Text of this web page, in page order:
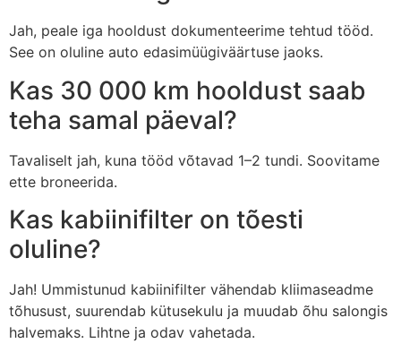
Jah, peale iga hooldust dokumenteerime tehtud tööd.
See on oluline auto edasimüügiväärtuse jaoks.
Kas 30 000 km hooldust saab
teha samal päeval?
Tavaliselt jah, kuna tööd võtavad 1–2 tundi. Soovitame
ette broneerida.
Kas kabiinifilter on tõesti
oluline?
Jah! Ummistunud kabiinifilter vähendab kliimaseadme
tõhusust, suurendab kütusekulu ja muudab õhu salongis
halvemaks. Lihtne ja odav vahetada.